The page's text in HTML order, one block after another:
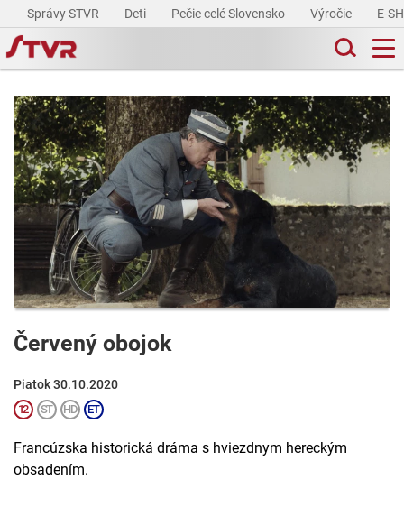
Správy STVR Deti Pečie celé Slovensko Výročie E-
Červený obojok
Piatok 30.10.2020
Francúzska historická dráma s hviezdnym hereckým
obsadením.